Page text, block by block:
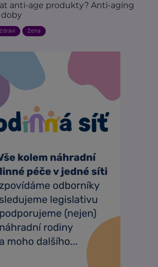
anti-age produkty? Anti-aging
Žena